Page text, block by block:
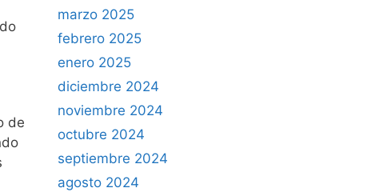
de
marzo 2025
febrero 2025
enero 2025
diciembre 2024
noviembre 2024
octubre 2024
septiembre 2024
agosto 2024